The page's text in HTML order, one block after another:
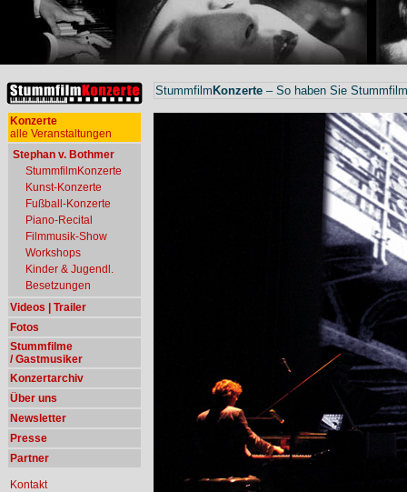
Konzerte
alle Veranstaltungen
Stephan v. Bothmer
StummfilmKonzerte
Kunst-Konzerte
Fußball-Konzerte
Piano-Recital
Filmmusik-Show
Workshops
Kinder & Jugendl.
Besetzungen
Videos | Trailer
Fotos
Stummfilme
/ Gastmusiker
Konzertarchiv
Über uns
Newsletter
Presse
Partner
Kontakt
Stummfilm Konzerte – So haben Sie